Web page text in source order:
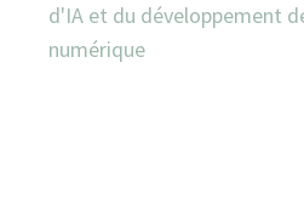
d'IA et du développement
numérique